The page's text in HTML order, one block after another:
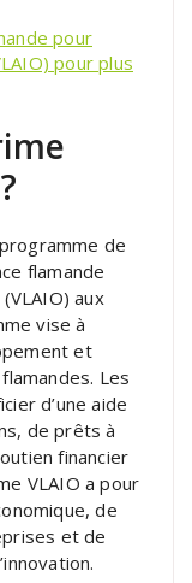
pour
pour plus
de
flamande
aux
vise à
et
Les
d’une aide
de prêts à
financier
VLAIO a pour
de
et de